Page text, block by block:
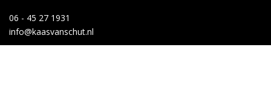
06 - 45 27 1931
info@kaasvanschut.nl